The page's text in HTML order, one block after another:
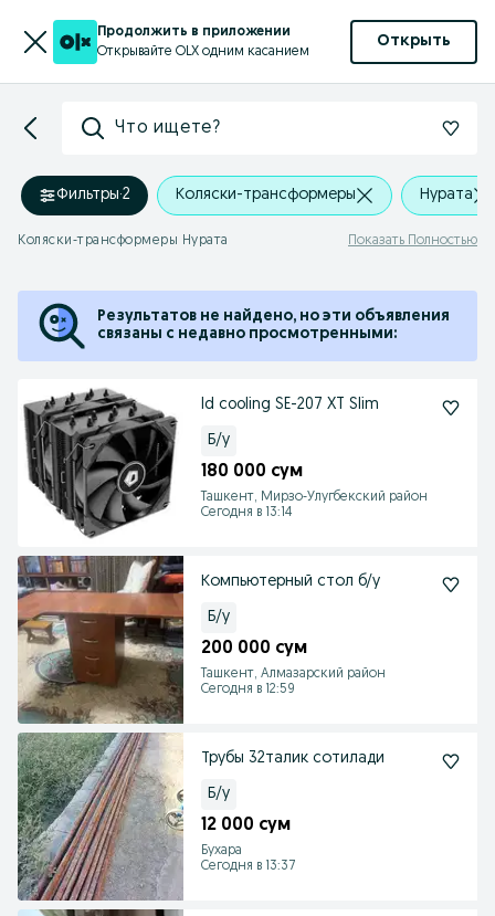
Продолжить в приложении
Открывайте OLX одним касанием
Открыть
Что ищете?
Фильтры·2 Коляски-трансформеры Нурата
Коляски-трансформеры Нурата Показать Полностью
Результатов не найдено, но эти объявления
связаны с недавно просмотренными:
Id cooling SE-207 XT Slim
Б/у
180 000 сум
Ташкент, Мирзо-Улугбекский район
Сегодня в 13:14
Компьютерный стол б/у
Б/у
200 000 сум
Ташкент, Алмазарский район
Сегодня в 12:59
Трубы 32талик сотилади
Б/у
12 000 сум
Бухара
Сегодня в 13:37